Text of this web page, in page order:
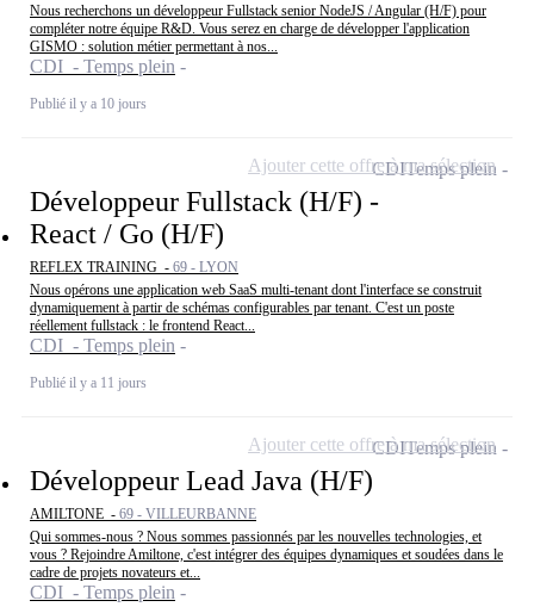
Nous recherchons un développeur Fullstack senior NodeJS / Angular (H/F) pour
compléter notre équipe R&D. Vous serez en charge de développer l'application
GISMO : solution métier permettant à nos...
CDI - Temps plein
Publié il y a 10 jours
Développeur Fullstack (H/F) -
React / Go (H/F)
REFLEX TRAINING - 69 - LYON
Nous opérons une application web SaaS multi-tenant dont l'interface se construit
dynamiquement à partir de schémas configurables par tenant. C'est un poste
réellement fullstack : le frontend React...
CDI - Temps plein
Publié il y a 11 jours
CDITemps plein
Ajouter cette offre à ma sélection
Développeur Lead Java (H/F)
AMILTONE - 69 - VILLEURBANNE
Qui sommes-nous ? Nous sommes passionnés par les nouvelles technologies, et
vous ? Rejoindre Amiltone, c'est intégrer des équipes dynamiques et soudées dans le
cadre de projets novateurs et...
CDI - Temps plein
CDITemps plein
Ajouter cette offre à ma sélection